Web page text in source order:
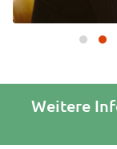
Weitere